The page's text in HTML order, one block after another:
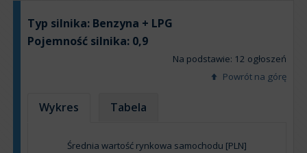
Typ silnika: Benzyna + LPG
Pojemność silnika: 0,9
Na podstawie: 12 ogłoszeń
Powrót na górę
Wykres Tabela
Średnia wartość rynkowa samochodu [PLN]